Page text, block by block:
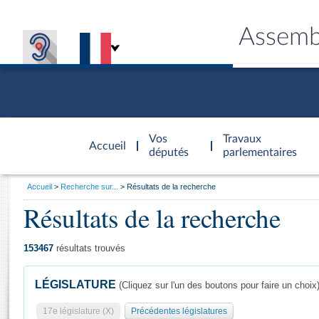
Accueil
d'accueil
Vos
députés
Travaux
parlementaires
Général
Vous
Accueil Recherche sur... Résultats de la recherche
Résultats de la recherche
153467 résultats trouvés
LÉGISLATURE (Cliquez sur l'un des boutons pour faire un choix)
17e législature (X) Précédentes législatures